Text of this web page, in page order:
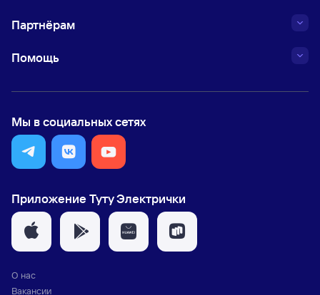
Партнёрам
Помощь
Мы в социальных сетях
Приложение Туту Электрички
О нас
Вакансии